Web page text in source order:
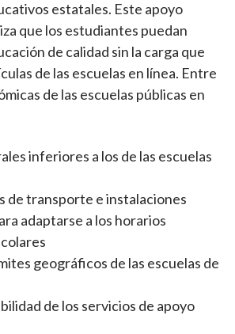
estatales. Este apoyo
que los estudiantes puedan
de calidad sin la carga que
de las escuelas en línea. Entre
de las escuelas públicas en
inferiores a los de las escuelas
de transporte e instalaciones
adaptarse a los horarios
geográficos de las escuelas de
de los servicios de apoyo